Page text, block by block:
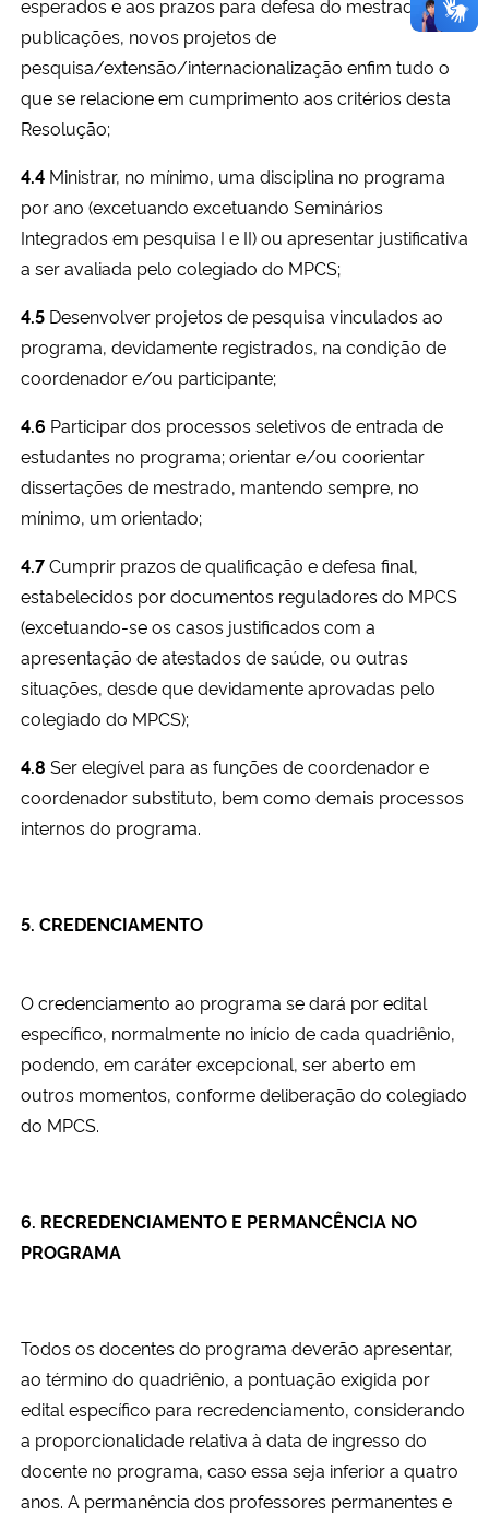
esperados e aos prazos para defesa do mestrado,
publicações, novos projetos de
pesquisa/extensão/internacionalização enfim tudo o
que se relacione em cumprimento aos critérios desta
Resolução;
4.4 Ministrar, no mínimo, uma disciplina no programa
por ano (excetuando excetuando Seminários
Integrados em pesquisa I e II) ou apresentar justificativa
a ser avaliada pelo colegiado do MPCS;
4.5 Desenvolver projetos de pesquisa vinculados ao
programa, devidamente registrados, na condição de
coordenador e/ou participante;
4.6 Participar dos processos seletivos de entrada de
estudantes no programa; orientar e/ou coorientar
dissertações de mestrado, mantendo sempre, no
mínimo, um orientado;
4.7Cumprir prazos de qualificação e defesa final,
estabelecidos por documentos reguladores do MPCS
(excetuando-se os casos justificados com a
apresentação de atestados de saúde, ou outras
situações, desde que devidamente aprovadas pelo
colegiado do MPCS);
4.8 Ser elegível para as funções de coordenador e
coordenador substituto, bem como demais processos
internos do programa.
5. CREDENCIAMENTO
O credenciamento ao programa se dará por edital
específico, normalmente no início de cada quadriênio,
podendo, em caráter excepcional, ser aberto em
outros momentos, conforme deliberação do colegiado
do MPCS.
6. RECREDENCIAMENTO E PERMANCÊNCIA NO
PROGRAMA
Todos os docentes do programa deverão apresentar,
ao término do quadriênio, a pontuação exigida por
edital específico para recredenciamento, considerando
a proporcionalidade relativa à data de ingresso do
docente no programa, caso essa seja inferior a quatro
anos. A permanência dos professores permanentes e